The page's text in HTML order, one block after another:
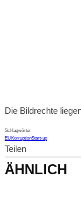
Die Bildrechte
Schlagwörter
EUKorruptionStart-up
Teilen
ÄHNLICH